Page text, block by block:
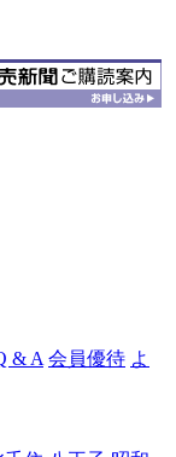
& A 会員優待 よ